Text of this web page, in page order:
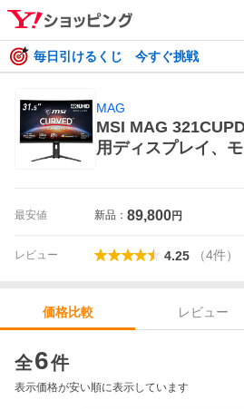
毎日引けるくじ 今すぐ挑戦
MAG
MSI MAG
用ディスプレイ、
最安値 新品： 89,800円
レビュー 4.25 （4件）
価格比較 レビュー
全6件
表示価格が安い順に表示しています